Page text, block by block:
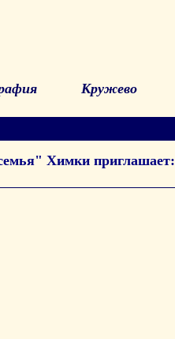
Кружево
Химки приглашает: